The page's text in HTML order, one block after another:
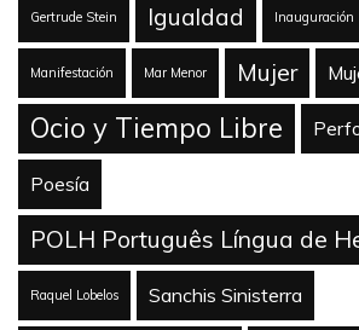
Gertrude Stein Igualdad Inauguración
Manifestación Mar Menor Mujer
Ocio y Tiempo Libre
Poesía
POLH Português Língua de
Raquel Lobelos Sanchis Sinisterra